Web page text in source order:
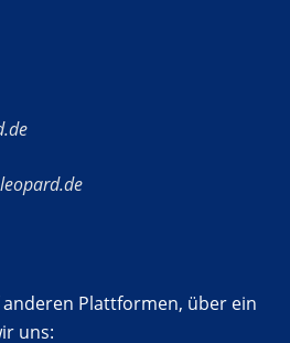
anderen Plattformen, über ein
uns: